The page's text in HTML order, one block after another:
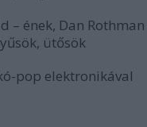
– ének, Dan Rothman
ütősök
pop elektronikával